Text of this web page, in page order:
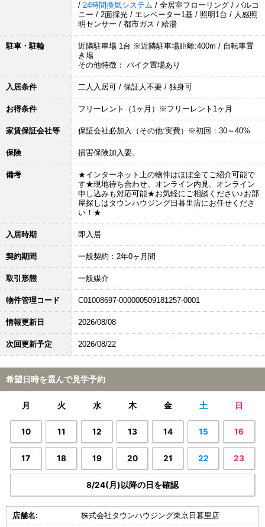
/ 24時間換気システム / 全居室フローリング / バルコ
ニー / 2面採光 / エレベーター1基 / 照明1台 / 人感照
明センサー / 都市ガス / 給湯
駐車・駐輪
近隣駐車場 1台 ※近隣駐車場距離:400m / 自転車置
き場
その他特徴： バイク置場あり
入居条件 二人入居可 / 保証人不要 / 独身可
お得条件 フリーレント（1ヶ月）※フリーレント1ヶ月
家賃保証会社等 保証会社必加入（その他:実費）※初回：30～40%
保険 損害保険加入要。
備考
★インターネット上の物件はほぼ全てご紹介可能で
す★現地待ち合わせ、オンライン内見、オンライン
申し込みも対応可能★お気軽にご相談ください♪お部
屋探しはタウンハウジング日暮里店にお任せくださ
い！★
入居時期 即入居
契約期間 一般契約：2年0ヶ月間
取引形態 一般媒介
物件管理コード C01008697-000000509181257-0001
情報更新日 2026/08/08
次回更新予定 2026/08/22
希望日時を選んで見学予約
月 火 水 木 金 土 日
10 11 12 13 14 15 16
17 18 19 20 21 22 23
8/24(月)以降の日を確認
店舗名: 株式会社タウンハウジング東京日暮里店